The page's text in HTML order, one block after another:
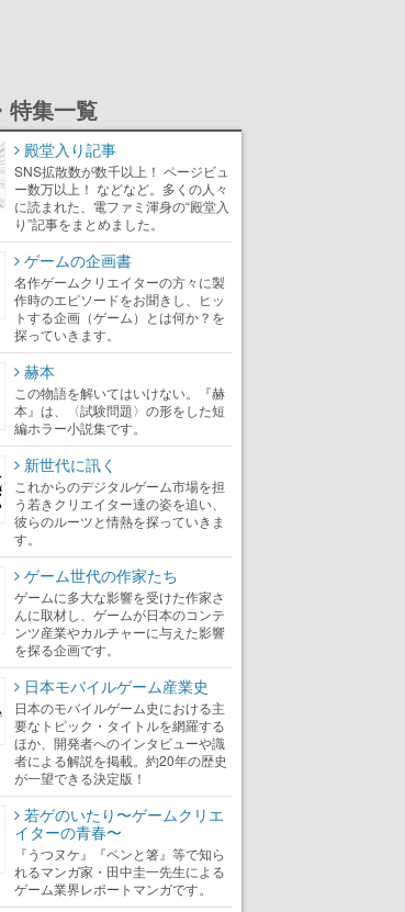
特集一覧
殿堂入り記事
SNS拡散数が数千以上！ ページビュ
ー数万以上！ などなど。多くの人々
に読まれた、電ファミ渾身の“殿堂入
り”記事をまとめました。
ゲームの企画書
名作ゲームクリエイターの方々に製
作時のエピソードをお聞きし、ヒッ
トする企画（ゲーム）とは何か？を
探っていきます。
赫本
この物語を解いてはいけない。『赫
本』は、〈試験問題〉の形をした短
編ホラー小説集です。
新世代に訊く
これからのデジタルゲーム市場を担
う若きクリエイター達の姿を追い、
彼らのルーツと情熱を探っていきま
す。
ゲーム世代の作家たち
ゲームに多大な影響を受けた作家さ
んに取材し、ゲームが日本のコンテ
ンツ産業やカルチャーに与えた影響
を探る企画です。
日本モバイルゲーム産業史
日本のモバイルゲーム史における主
要なトピック・タイトルを網羅する
ほか、開発者へのインタビューや識
者による解説を掲載。約20年の歴史
が一望できる決定版！
若ゲのいたり〜ゲームクリエ
イターの青春〜
『うつヌケ』『ペンと箸』等で知ら
れるマンガ家・田中圭一先生による
ゲーム業界レポートマンガです。